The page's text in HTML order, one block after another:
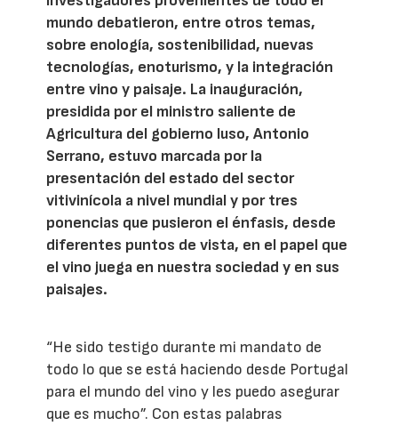
mundo debatieron, entre otros temas,
sobre enología, sostenibilidad, nuevas
tecnologías, enoturismo, y la integración
entre vino y paisaje. La inauguración,
presidida por el ministro saliente de
Agricultura del gobierno luso, Antonio
Serrano, estuvo marcada por la
presentación del estado del sector
vitivinícola a nivel mundial y por tres
ponencias que pusieron el énfasis, desde
diferentes puntos de vista, en el papel que
el vino juega en nuestra sociedad y en sus
paisajes.
“He sido testigo durante mi mandato de
todo lo que se está haciendo desde Portugal
para el mundo del vino y les puedo asegurar
que es mucho”. Con estas palabras